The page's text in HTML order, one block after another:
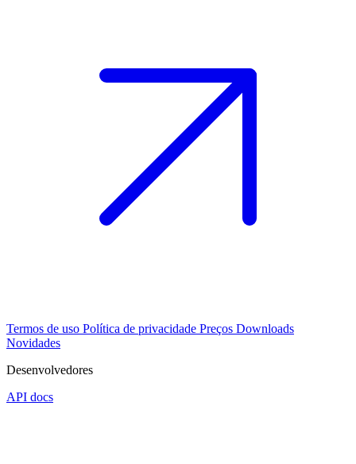
Termos de uso Política de privacidade Preços Downloads
Novidades
Desenvolvedores
API docs